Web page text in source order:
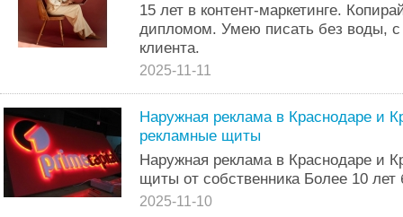
15 лет в контент-маркетинге.
дипломом. Умею писать без воды, с
клиента.
2025-11-11
Наружная реклама в Краснодаре и
рекламные щиты
Наружная реклама в Краснодаре и
щиты от собственника Более 10 лет
2025-11-10